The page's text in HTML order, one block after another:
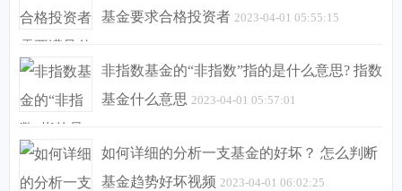
基金要求合格投资者 2023-04-01 05:55:15
非指数基金的“非指数”指的是什么意思? 指数
基金什么意思 2023-04-01 05:57:01
如何详细的分析一支基金的好坏？ 怎么判断
基金趋势好坏视频 2023-04-01 06:02:25